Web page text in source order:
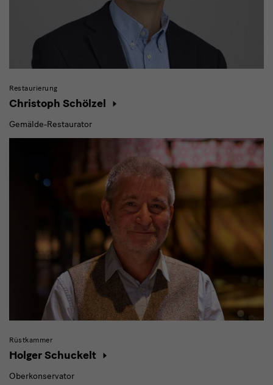
Restaurierung
Christoph Schölzel
Gemälde-Restaurator
Rüstkammer
Holger Schuckelt
Oberkonservator